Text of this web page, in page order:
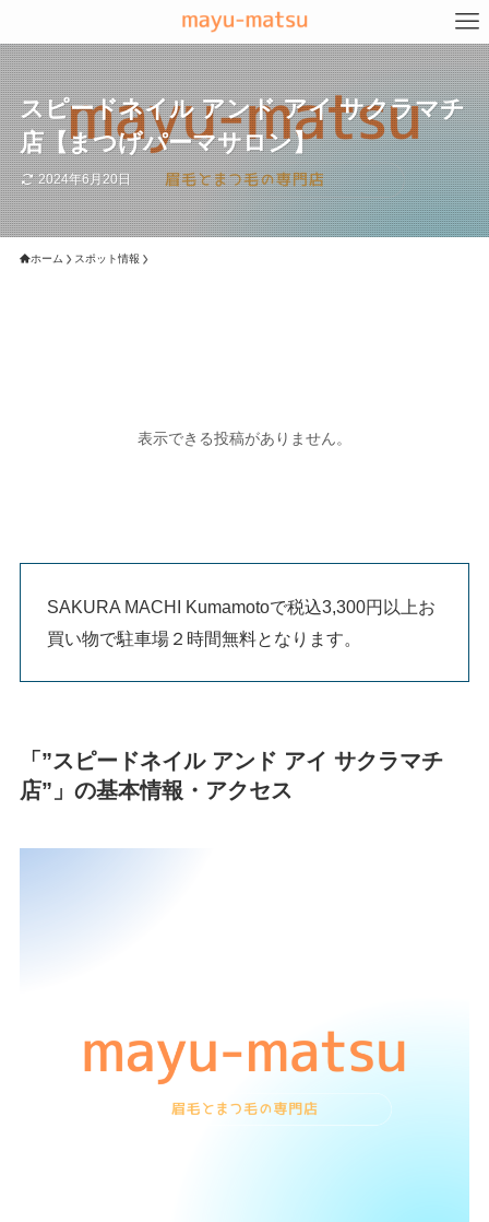
スピードネイル アンド アイ サクラマチ
店【まつげパーマサロン】
2024年6月20日
ホーム スポット情報
SAKURA MACHI Kumamotoで税込3,300円以上お
買い物で駐車場２時間無料となります。
「”スピードネイル アンド アイ サクラマチ
店”」の基本情報・アクセス